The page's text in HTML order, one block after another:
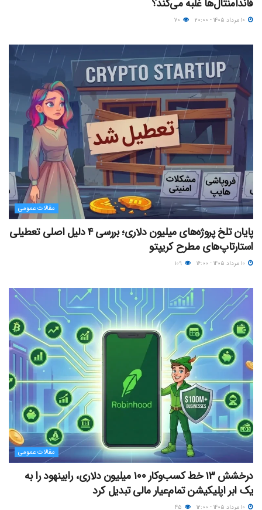
فاندامنتال‌ها غلبه می‌کند؟
مقالات عمومی
پایان تلخ پروژه‌های میلیون دلاری؛ بررسی ۴ دلیل اصلی تعطیلی
استارتاپ‌های مطرح کریپتو
مقالات عمومی
درخشش ۱۳ خط کسب‌وکار ۱۰۰ میلیون دلاری، رابینهود را به
یک ابر اپلیکیشن تمام‌عیار مالی تبدیل کرد